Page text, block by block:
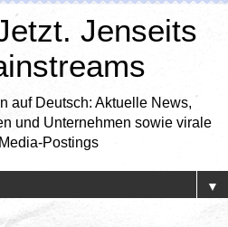
Jenseits
auf Deutsch: Aktuelle News,
und Unternehmen sowie virale
Postings
▼